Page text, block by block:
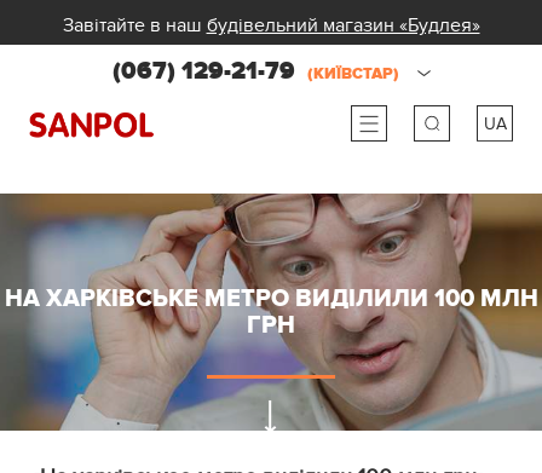
Завітайте в наш будівельний магазин «Будлея»
(067) 129-21-79 (КИЇВСТАР)
UA
ua
НА ХАРКІВСЬКЕ МЕТРО ВИДІЛИЛИ 100 МЛН
ГРН